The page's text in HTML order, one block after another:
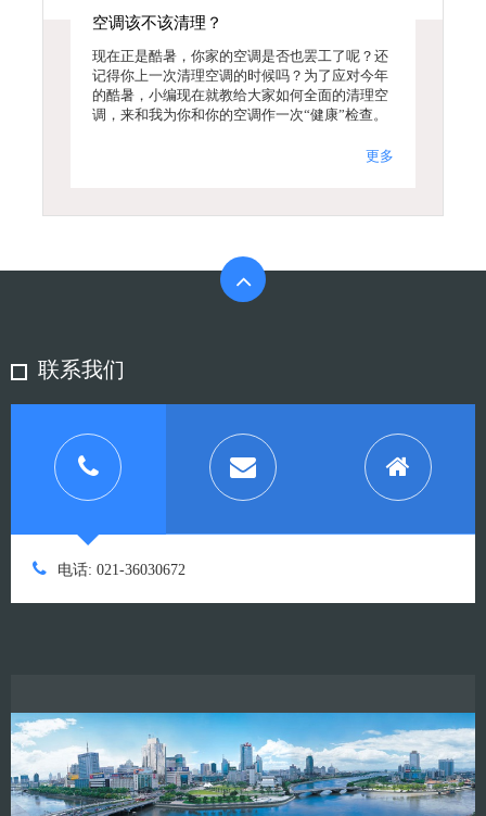
空调该不该清理？
现在正是酷暑，你家的空调是否也罢工了呢？还
记得你上一次清理空调的时候吗？为了应对今年
的酷暑，小编现在就教给大家如何全面的清理空
调，来和我为你和你的空调作一次“健康”检查。
更多
联系我们
电话: 021-36030672